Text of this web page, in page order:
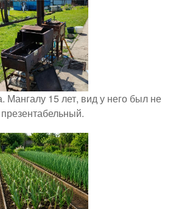
Мангалу 15 лет, вид у него был не
презентабельный.